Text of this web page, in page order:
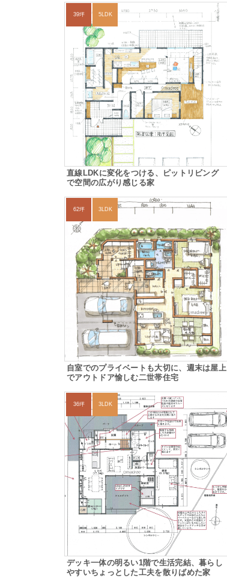
39坪 5LDK
直線LDKに変化をつける、ピットリビング
で空間の広がり感じる家
62坪 3LDK
自室でのプライベートも大切に、週末は屋上
でアウトドア愉しむ二世帯住宅
36坪 3LDK
デッキ一体の明るい1階で生活完結、暮らし
やすいちょっとした工夫を散りばめた家